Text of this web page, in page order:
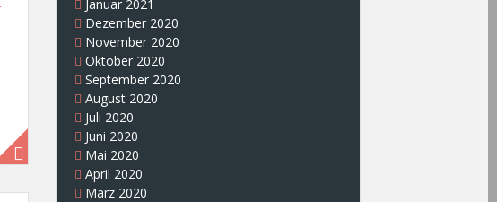
Januar 2021
Dezember 2020
November 2020
Oktober 2020
September 2020
August 2020
Juli 2020
Juni 2020
Mai 2020
April 2020
März 2020